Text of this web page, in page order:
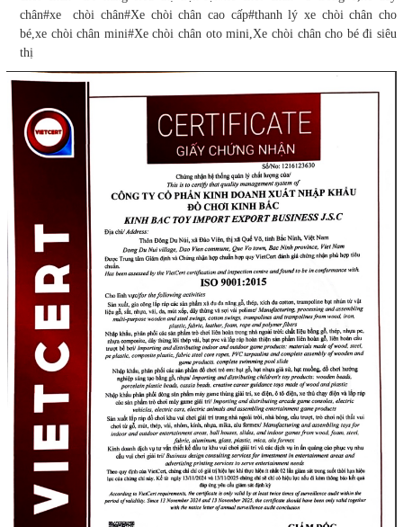
chân#xe chòi chân#Xe chòi chân cao cấp#thanh lý xe chòi chân cho
bé,xe chòi chân mini#Xe chòi chân oto mini,Xe chòi chân cho bé đi siêu
thị